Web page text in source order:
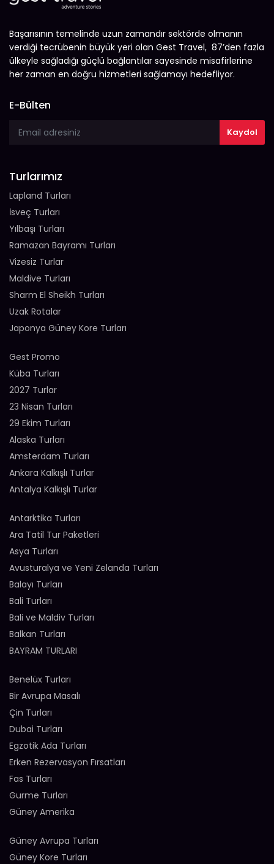
Başarısının temelinde uzun zamandır sektörde olmanın
verdiği tecrübenin büyük yeri olan Gest Travel, 87’den fazla
ülkeyle sağladığı güçlü bağlantılar sayesinde misafirlerine
her zaman en doğru hizmetleri sağlamayı hedefliyor.
E-Bülten
Turlarımız
Lapland Turları
İsveç Turları
Yılbaşı Turları
Ramazan Bayramı Turları
Vizesiz Turlar
Maldive Turları
Sharm El Sheikh Turları
Uzak Rotalar
Japonya Güney Kore Turları
Gest Promo
Küba Turları
2027 Turlar
23 Nisan Turları
29 Ekim Turları
Alaska Turları
Amsterdam Turları
Ankara Kalkışlı Turlar
Antalya Kalkışlı Turlar
Antarktika Turları
Ara Tatil Tur Paketleri
Asya Turları
Avusturalya ve Yeni Zelanda Turları
Balayı Turları
Bali Turları
Bali ve Maldiv Turları
Balkan Turları
BAYRAM TURLARI
Benelüx Turları
Bir Avrupa Masalı
Çin Turları
Dubai Turları
Egzotik Ada Turları
Erken Rezervasyon Fırsatları
Fas Turları
Gurme Turları
Güney Amerika
Güney Avrupa Turları
Güney Kore Turları